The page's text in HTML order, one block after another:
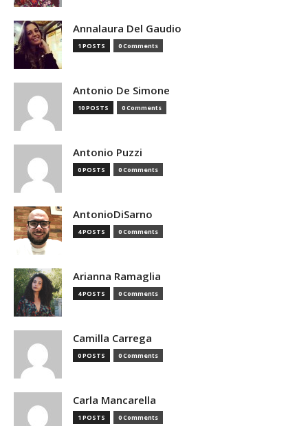
Annalaura Del Gaudio
1 POSTS 0 Comments
Antonio De Simone
10 POSTS 0 Comments
Antonio Puzzi
0 POSTS 0 Comments
AntonioDiSarno
4 POSTS 0 Comments
Arianna Ramaglia
4 POSTS 0 Comments
Camilla Carrega
0 POSTS 0 Comments
Carla Mancarella
1 POSTS 0 Comments